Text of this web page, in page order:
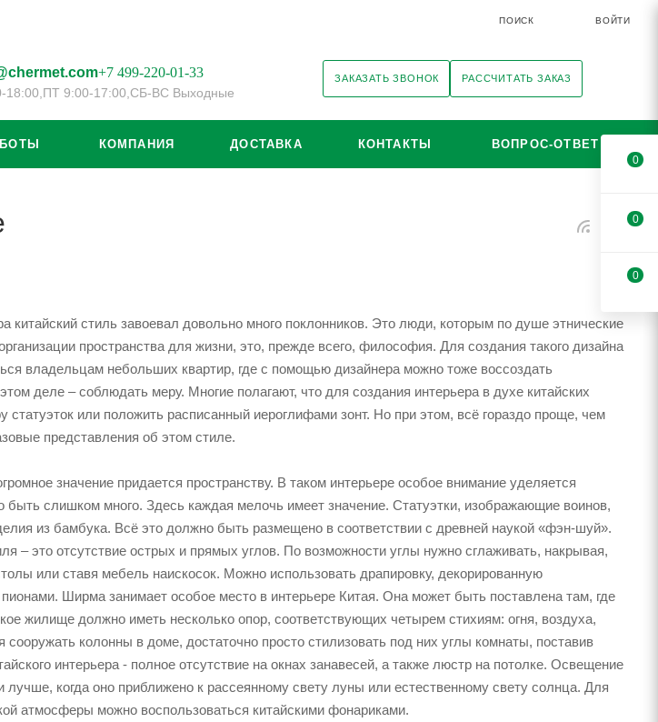
ПОИСК ВОЙТИ
+7 499-220-01-33
ПТ 9:00-17:00, СБ-ВС Выходные
ЗАКАЗАТЬ ЗВОНОК РАССЧИТАТЬ ЗАКАЗ
КОМПАНИЯ ДОСТАВКА КОНТАКТЫ ВОПРОС-ОТВЕТ
китайский стиль завоевал довольно много поклонников. Это люди, которым по душе этнические
пространства для жизни, это, прежде всего, философия. Для создания такого дизайна
владельцам небольших квартир, где с помощью дизайнера можно тоже воссоздать
деле – соблюдать меру. Многие полагают, что для создания интерьера в духе китайских
статуэток или положить расписанный иероглифами зонт. Но при этом, всё гораздо проще, чем
представления об этом стиле.
значение придается пространству. В таком интерьере особое внимание уделяется
быть слишком много. Здесь каждая мелочь имеет значение. Статуэтки, изображающие воинов,
из бамбука. Всё это должно быть размещено в соответствии с древней наукой «фэн-шуй».
– это отсутствие острых и прямых углов. По возможности углы нужно сглаживать, накрывая,
или ставя мебель наискосок. Можно использовать драпировку, декорированную
Ширма занимает особое место в интерьере Китая. Она может быть поставлена там, где
жилище должно иметь несколько опор, соответствующих четырем стихиям: огня, воздуха,
колонны в доме, достаточно просто стилизовать под них углы комнаты, поставив
интерьера - полное отсутствие на окнах занавесей, а также люстр на потолке. Освещение
лучше, когда оно приближено к рассеянному свету луны или естественному свету солнца. Для
атмосферы можно воспользоваться китайскими фонариками.
0
0
0